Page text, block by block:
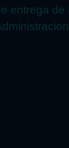
entrega